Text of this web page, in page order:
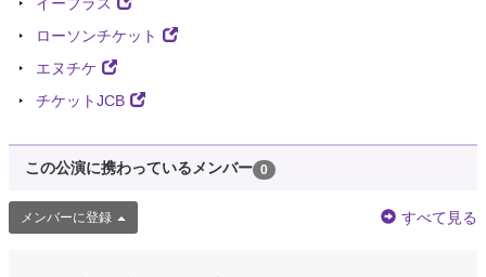
officeGGW
@officeGGW
【月夜のケダモノ】 5/25(水)小熊あやめBAR @oguma48 5/26(木)沖縄電子
5/29(日)カフェあめだまpa…https://t.co/Iht2v1pDyO
鍬形拓馬(自警団)
イープラス
ローソンチケット
エヌチケ
チケットJCB
この公演に携わっているメンバー 0
メンバーに登録 すべて見る